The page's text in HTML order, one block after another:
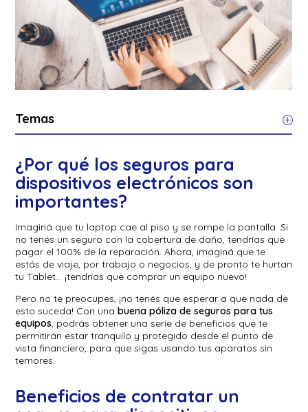
Temas
¿Por qué los seguros para
dispositivos electrónicos son
importantes?
Imaginá que tu laptop cae al piso y se rompe la pantalla. Si
no tenés un seguro con la cobertura de daño, tendrías que
pagar el 100% de la reparación. Ahora, imaginá que te
estás de viaje, por trabajo o negocios, y de pronto te hurtan
tu Tablet… ¡tendrías que comprar un equipo nuevo!
Pero no te preocupes, ¡no tenés que esperar a que nada de
esto suceda! Con unabuena póliza de seguros para tus
equipos, podrás obtener una serie de beneficios que te
permitirán estar tranquilo y protegido desde el punto de
vista financiero, para que sigas usando tus aparatos sin
temores.
Beneficios de contratar un